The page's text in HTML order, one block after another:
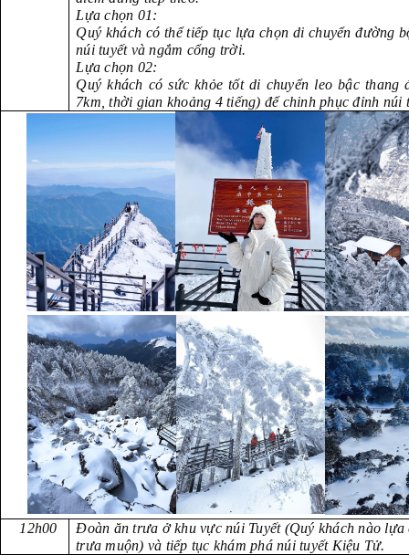
Lựa chọn 01:
Quý khách có thể tiếp tục lựa chọn di chuyển đường
núi tuyết và ngắm cổng trời.
Lựa chọn 02:
Quý khách có sức khỏe tốt di chuyển leo bậc
7km, thời gian khoảng 4 tiếng) để chinh phục đỉnh núi
12h00
Đoàn ăn trưa ở khu vực núi Tuyết (Quý khách nào lựa
trưa muộn) và tiếp tục khám phá núi tuyết Kiệu Tử.